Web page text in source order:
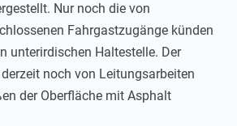
Nur noch die von
Fahrgastzugänge künden
unterirdischen Haltestelle. Der
noch von Leitungsarbeiten
der Oberfläche mit Asphalt